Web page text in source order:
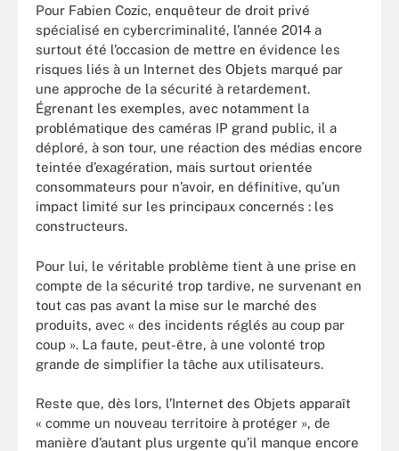
Pour Fabien Cozic, enquêteur de droit privé
spécialisé en cybercriminalité, l’année 2014 a
surtout été l’occasion de mettre en évidence les
risques liés à un Internet des Objets marqué par
une approche de la sécurité à retardement.
Égrenant les exemples, avec notamment la
problématique des caméras IP grand public, il a
déploré, à son tour, une réaction des médias encore
teintée d’exagération, mais surtout orientée
consommateurs pour n’avoir, en définitive, qu’un
impact limité sur les principaux concernés : les
constructeurs.
Pour lui, le véritable problème tient à une prise en
compte de la sécurité trop tardive, ne survenant en
tout cas pas avant la mise sur le marché des
produits, avec « des incidents réglés au coup par
coup ». La faute, peut-être, à une volonté trop
grande de simplifier la tâche aux utilisateurs.
Reste que, dès lors, l’Internet des Objets apparaît
« comme un nouveau territoire à protéger », de
manière d’autant plus urgente qu’il manque encore